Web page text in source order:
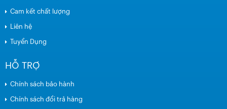
Cam kết chất lượng
Liên hệ
Tuyển Dụng
HỖ TRỢ
Chính sách bảo hành
Chính sách đổi trả hàng